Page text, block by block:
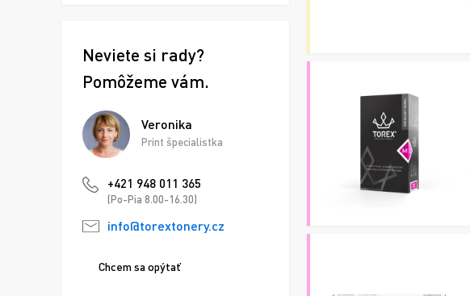
Neviete si rady?
Pomôžeme vám.
Veronika
Print špecialistka
+421 948 011 365
(Po-Pia 8.00-16.30)
info@torextonery.cz
Chcem sa opýtať